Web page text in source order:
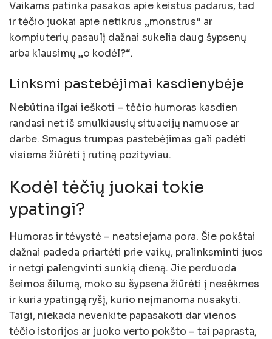
Vaikams patinka pasakos apie keistus padarus, tad
ir tėčio juokai apie netikrus „monstrus“ ar
kompiuterių pasaulį dažnai sukelia daug šypsenų
arba klausimų „o kodėl?“.
Linksmi pastebėjimai kasdienybėje
Nebūtina ilgai ieškoti – tėčio humoras kasdien
randasi net iš smulkiausių situacijų namuose ar
darbe. Smagus trumpas pastebėjimas gali padėti
visiems žiūrėti į rutiną pozityviau.
Kodėl tėčių juokai tokie
ypatingi?
Humoras ir tėvystė – neatsiejama pora. Šie pokštai
dažnai padeda priartėti prie vaikų, pralinksminti juos
ir netgi palengvinti sunkią dieną. Jie perduoda
šeimos šilumą, moko su šypsena žiūrėti į nesėkmes
ir kuria ypatingą ryšį, kurio neįmanoma nusakyti.
Taigi, niekada nevenkite papasakoti dar vienos
tėčio istorijos ar juoko verto pokšto – tai paprasta,